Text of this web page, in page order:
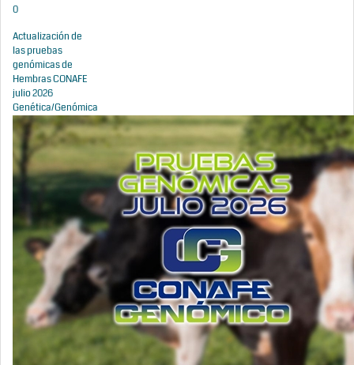
0
Actualización de
las pruebas
genómicas de
Hembras CONAFE
julio 2026
Genética/Genómica